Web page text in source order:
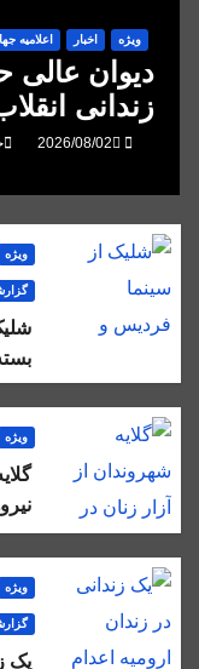
ویژه اخبار اعلاميه
دیوان عالی
زندانی
ِ2026/08/02
ویژه
ویژه
ویژه
یک